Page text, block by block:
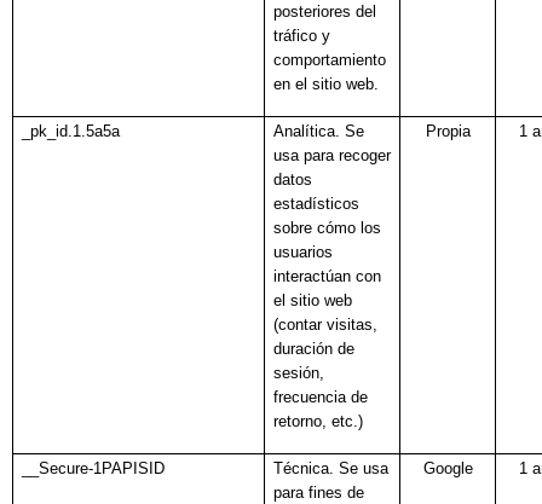
posteriores del
tráfico y
comportamiento
en el sitio web.
_pk_id.1.5a5a
Analítica. Se
usa para recoger
datos
estadísticos
sobre cómo los
usuarios
interactúan con
el sitio web
(contar visitas,
duración de
sesión,
frecuencia de
retorno, etc.)
Propia 1
__Secure-1PAPISID
Técnica. Se usa
para fines de
Google 1